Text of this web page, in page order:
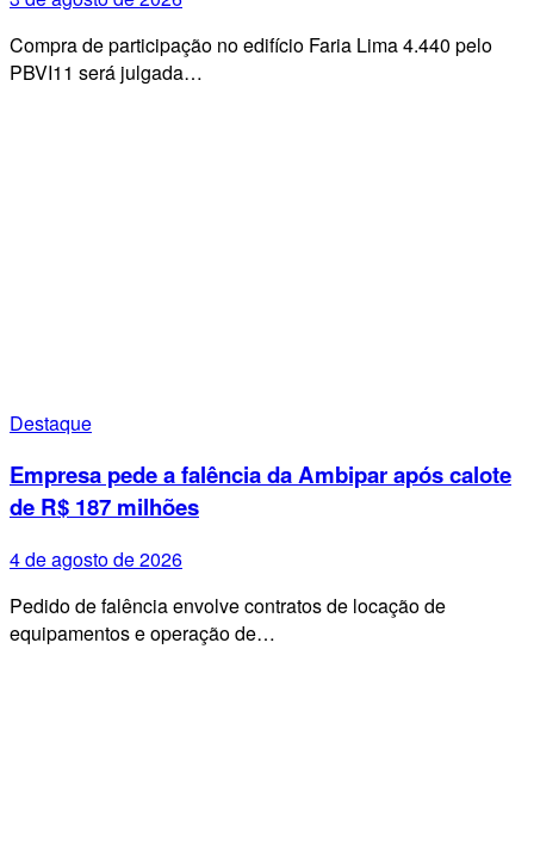
Compra de participação no edifício Faria Lima 4.440 pelo
PBVI11 será julgada…
Destaque
Empresa pede a falência da Ambipar após calote
de R$ 187 milhões
4 de agosto de 2026
Pedido de falência envolve contratos de locação de
equipamentos e operação de…